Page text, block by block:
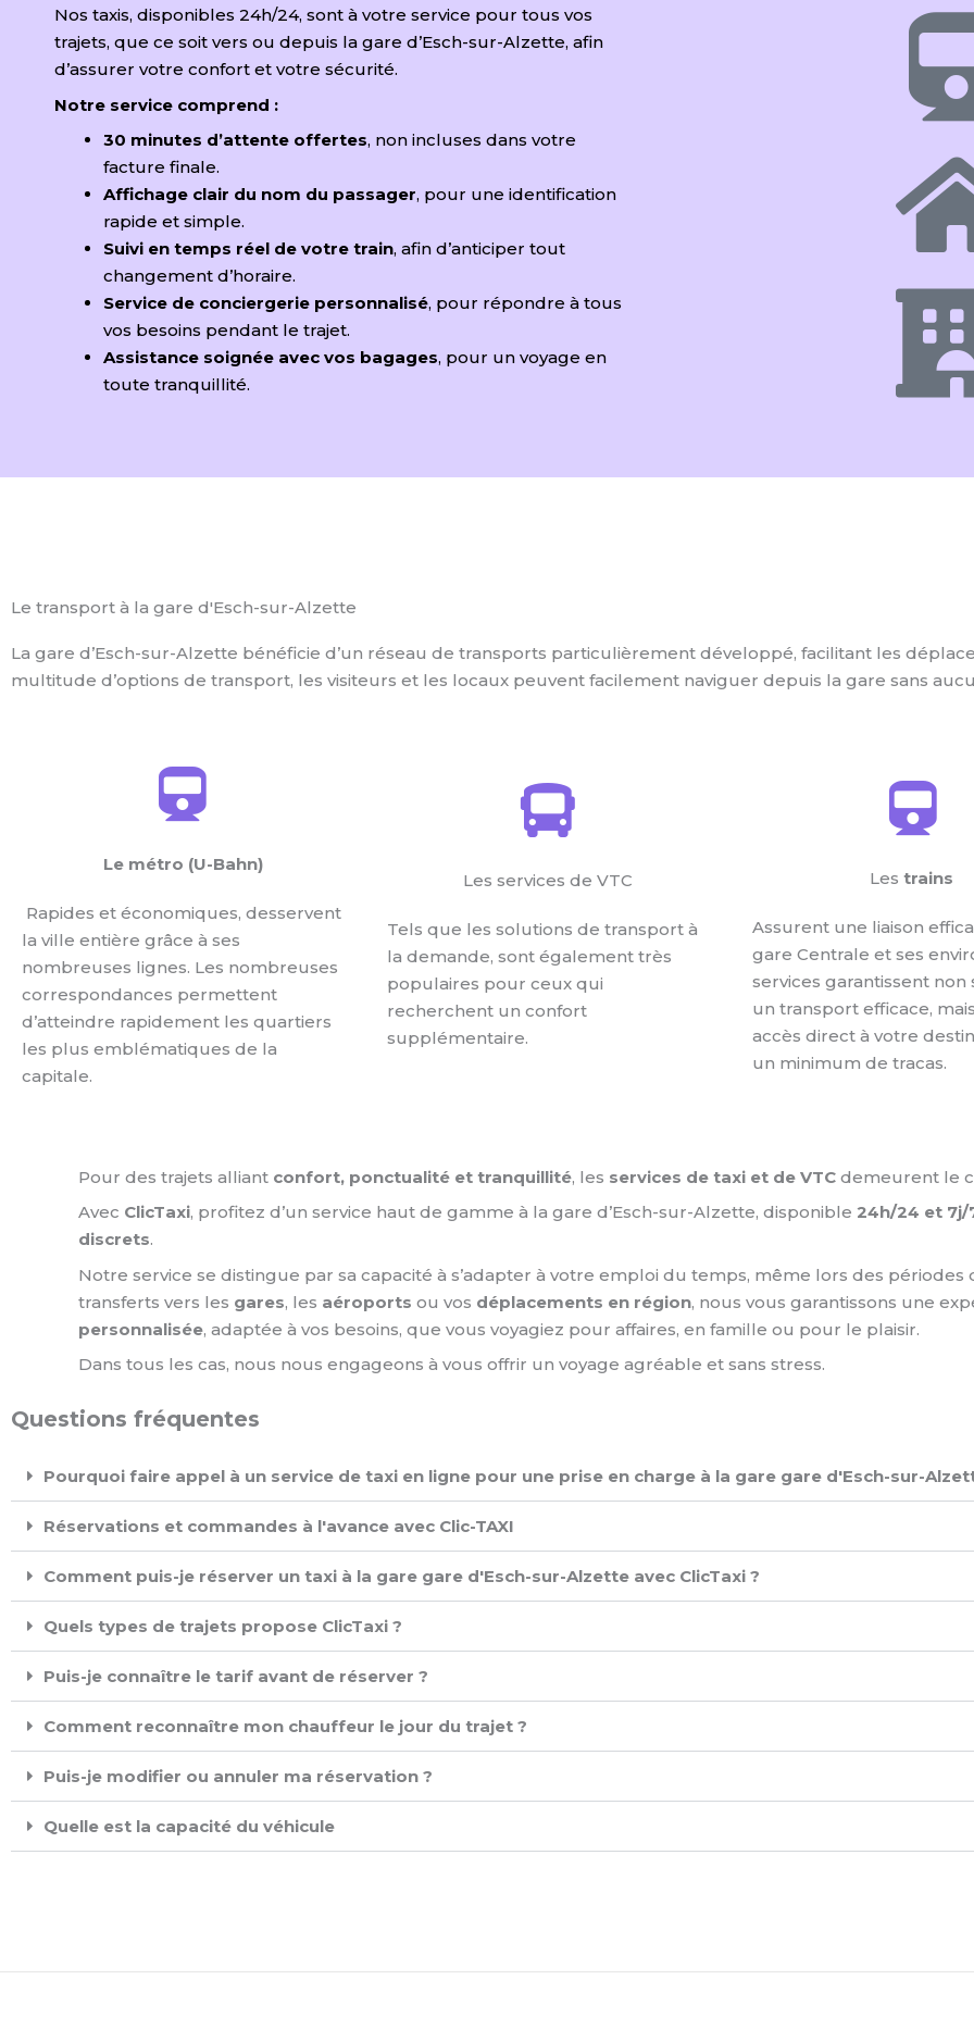
Nos taxis, disponibles 24h/24, sont à votre service pour tous vos
trajets, que ce soit vers ou depuis la gare d’Esch-sur-Alzette, afin
d’assurer votre confort et votre sécurité.
Notre service comprend :
30 minutes d’attente offertes, non incluses dans votre
facture finale.
Affichage clair du nom du passager, pour une identification
rapide et simple.
Suivi en temps réel de votre train, afin d’anticiper tout
changement d’horaire.
Service de conciergerie personnalisé, pour répondre à tous
vos besoins pendant le trajet.
Assistance soignée avec vos bagages, pour un voyage en
toute tranquillité.
Le transport à la gare d'Esch-sur-Alzette
La gare d’Esch-sur-Alzette bénéficie d’un réseau de transports particulièrement développé, facilitant les
multitude d’options de transport, les visiteurs et les locaux peuvent facilement naviguer depuis la gare sans
Le métro (U-Bahn)
Rapides et économiques, desservent
la ville entière grâce à ses
nombreuses lignes. Les nombreuses
correspondances permettent
d’atteindre rapidement les quartiers
les plus emblématiques de la
capitale.
Les services de VTC
Tels que les solutions de transport à
la demande, sont également très
populaires pour ceux qui
recherchent un confort
supplémentaire.
Les trains
Assurent une liaison
gare Centrale et ses
services garantissent
un transport efficace,
accès direct à votre
un minimum de tracas.
Pour des trajets alliant confort, ponctualité et tranquillité, les services de taxi et de VTC demeurent le
Avec ClicTaxi, profitez d’un service haut de gamme à la gare d’Esch-sur-Alzette, disponible 24h/24 et 7j/
discrets.
Notre service se distingue par sa capacité à s’adapter à votre emploi du temps, même lors des
transferts vers les gares, les aéroports ou vos déplacements en région, nous vous garantissons une
personnalisée, adaptée à vos besoins, que vous voyagiez pour affaires, en famille ou pour le plaisir.
Dans tous les cas, nous nous engageons à vous offrir un voyage agréable et sans stress.
Questions fréquentes
Pourquoi faire appel à un service de taxi en ligne pour une prise en charge à la gare gare d'Esch-sur-
Réservations et commandes à l'avance avec Clic-TAXI ​
Comment puis-je réserver un taxi à la gare gare d'Esch-sur-Alzette avec ClicTaxi ?
Quels types de trajets propose ClicTaxi ?
Puis-je connaître le tarif avant de réserver ?
Comment reconnaître mon chauffeur le jour du trajet ?
Puis-je modifier ou annuler ma réservation ?
Quelle est la capacité du véhicule